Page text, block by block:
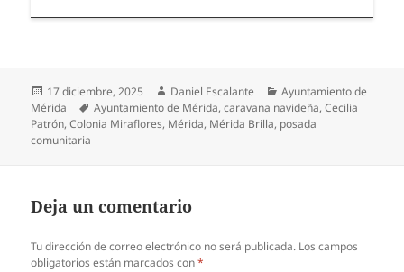
Publicado
el
17 diciembre, 2025 Autor
Daniel Escalante Categorías
Ayuntamiento de
Mérida
Etiquetas
Ayuntamiento de Mérida,caravana navideña,Cecilia
Patrón,Colonia Miraflores, Mérida, Mérida Brilla, posada
comunitaria
Deja un comentario
Tu dirección de correo electrónico no será publicada. Los campos
obligatorios están marcados con*